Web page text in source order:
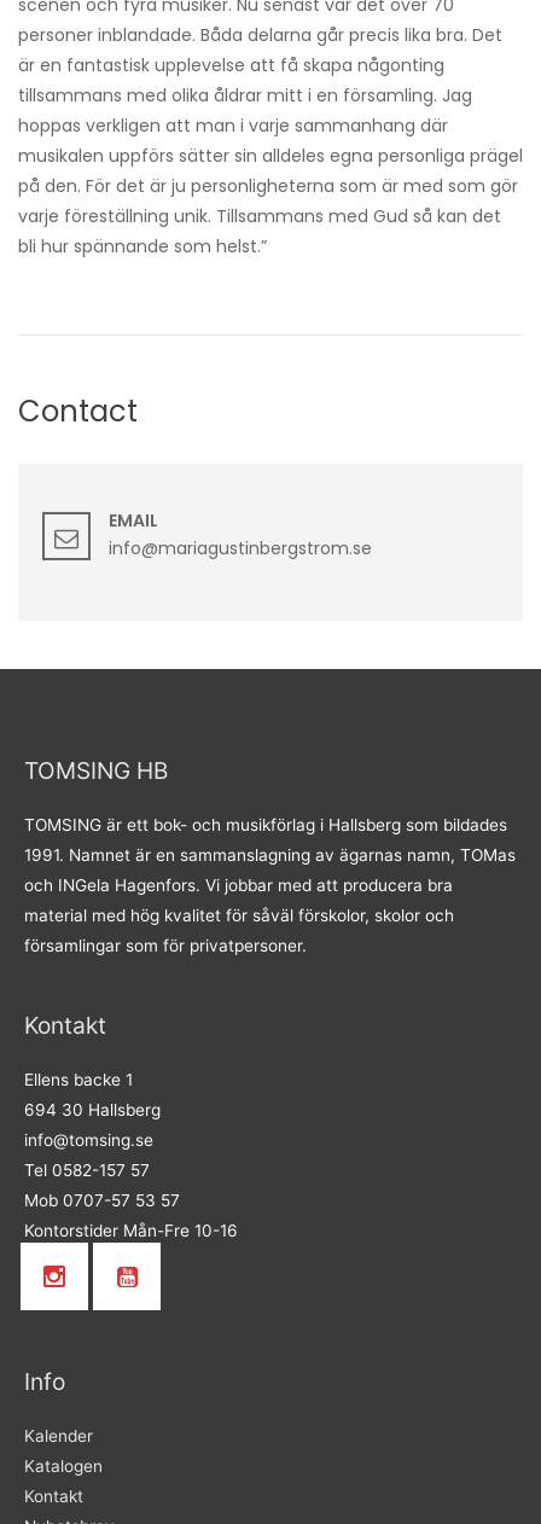
scenen och fyra musiker. Nu senast var det över 70
personer inblandade. Båda delarna går precis lika bra. Det
är en fantastisk upplevelse att få skapa någonting
tillsammans med olika åldrar mitt i en församling. Jag
hoppas verkligen att man i varje sammanhang där
musikalen uppförs sätter sin alldeles egna personliga prägel
på den. För det är ju personligheterna som är med som gör
varje föreställning unik. Tillsammans med Gud så kan det
bli hur spännande som helst.”
Contact
EMAIL
info@mariagustinbergstrom.se
TOMSING HB
TOMSING är ett bok- och musikförlag i Hallsberg som bildades
1991. Namnet är en sammanslagning av ägarnas namn, TOMas
och INGela Hagenfors. Vi jobbar med att producera bra
material med hög kvalitet för såväl förskolor, skolor och
församlingar som för privatpersoner.
Kontakt
Ellens backe 1
694 30 Hallsberg
info@tomsing.se
Tel 0582-157 57
Mob 0707-57 53 57
Kontorstider Mån-Fre 10-16
Info
Kalender
Katalogen
Kontakt